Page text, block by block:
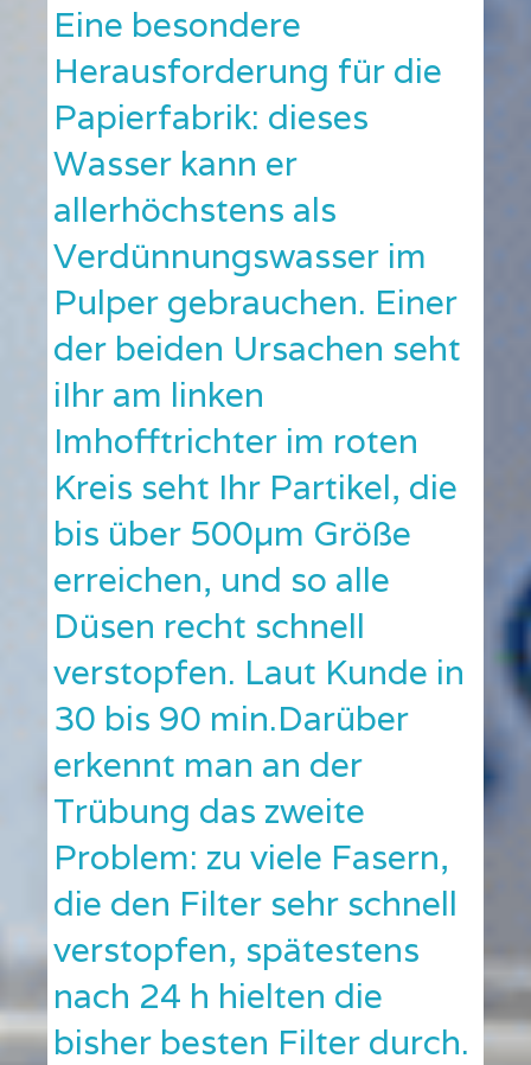
Eine besondere
Herausforderung für die
Papierfabrik: dieses
Wasser kann er
allerhöchstens als
Verdünnungswasser im
Pulper gebrauchen. Einer
der beiden Ursachen seht
iIhr am linken
Imhofftrichter im roten
Kreis seht Ihr Partikel, die
bis über 500µm Größe
erreichen, und so alle
Düsen recht schnell
verstopfen. Laut Kunde in
30 bis 90 min.Darüber
erkennt man an der
Trübung das zweite
Problem: zu viele Fasern,
die den Filter sehr schnell
verstopfen, spätestens
nach 24 h hielten die
bisher besten Filter durch.